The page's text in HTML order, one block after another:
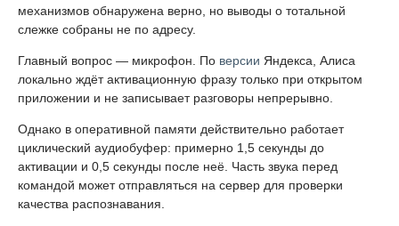
механизмов обнаружена верно, но выводы о тотальной
слежке собраны не по адресу.
Главный вопрос — микрофон. По версии Яндекса, Алиса
локально ждёт активационную фразу только при открытом
приложении и не записывает разговоры непрерывно.
Однако в оперативной памяти действительно работает
циклический аудиобуфер: примерно 1,5 секунды до
активации и 0,5 секунды после неё. Часть звука перед
командой может отправляться на сервер для проверки
качества распознавания.